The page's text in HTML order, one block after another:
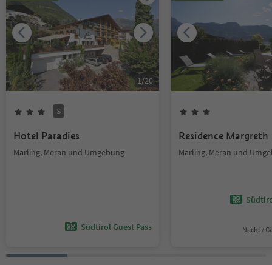
1/20
S
Hotel Paradies
Marling, Meran und Umgebung
Südtirol Guest Pass
Residence Margreth
Marling, Meran und
Nacht /